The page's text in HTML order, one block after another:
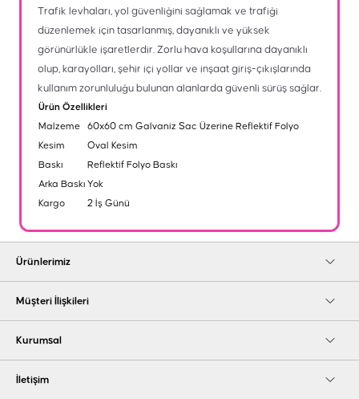
Trafik levhaları, yol güvenliğini sağlamak ve trafiği
düzenlemek için tasarlanmış, dayanıklı ve yüksek
görünürlükle işaretlerdir. Zorlu hava koşullarına dayanıklı
olup, karayolları, şehir içi yollar ve inşaat giriş-çıkışlarında
kullanım zorunluluğu bulunan alanlarda güvenli sürüş sağlar.
Ürün Özellikleri
Malzeme
60x60 cm Galvaniz Sac Üzerine Reflektif Folyo
Kesim
Oval Kesim
Baskı
Reflektif Folyo Baskı
Arka Baskı Yok
Kargo
2 İş Günü
Ürünlerimiz
Müşteri İlişkileri
Kurumsal
İletişim